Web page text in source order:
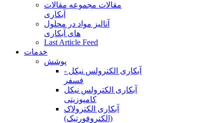
مقالات مجموعه مقالات
آبکاری
آنالیز مواد در محلول
های آبکاری
Last Article Feed
خدمات
پوشش
آبکاری الکترولس نیکل -
فسفر
آبکاری الکترولس نیکل
کامپوزیتی
آبکاری الکترولاک
(الکتروفورتیک)